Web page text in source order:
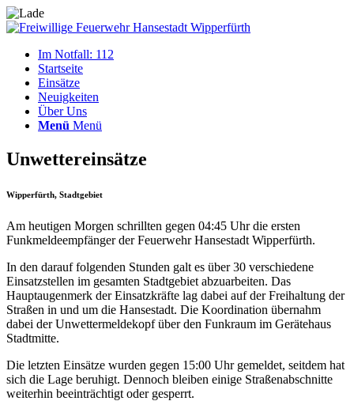
Im Notfall: 112
Startseite
Einsätze
Neuigkeiten
Über Uns
Menü Menü
Unwettereinsätze
Wipperfürth, Stadtgebiet
Am heutigen Morgen schrillten gegen 04:45 Uhr die ersten
Funkmeldeempfänger der Feuerwehr Hansestadt Wipperfürth.
In den darauf folgenden Stunden galt es über 30 verschiedene
Einsatzstellen im gesamten Stadtgebiet abzuarbeiten. Das
Hauptaugenmerk der Einsatzkräfte lag dabei auf der Freihaltung der
Straßen in und um die Hansestadt. Die Koordination übernahm
dabei der Unwettermeldekopf über den Funkraum im Gerätehaus
Stadtmitte.
Die letzten Einsätze wurden gegen 15:00 Uhr gemeldet, seitdem hat
sich die Lage beruhigt. Dennoch bleiben einige Straßenabschnitte
weiterhin beeinträchtigt oder gesperrt.